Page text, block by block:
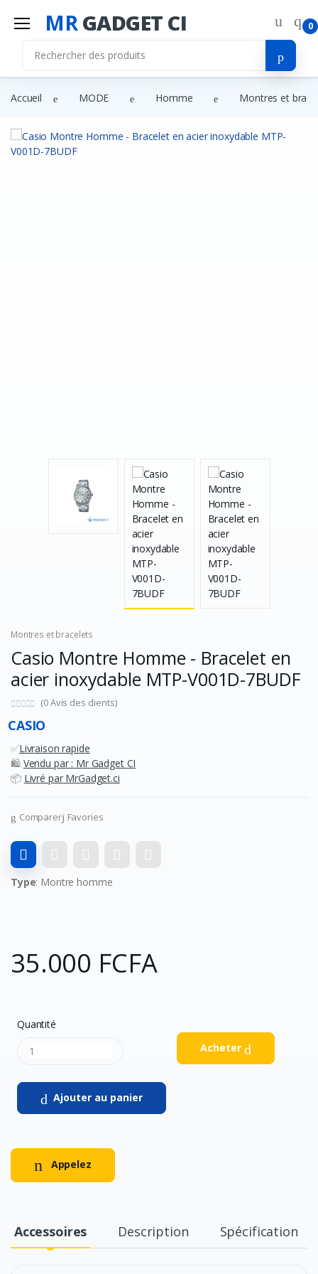
MRGADGET CI 0
Accueil MODE Homme Montres et
Montres et bracelets
Casio Montre Homme - Bracelet en
acier inoxydable MTP-V001D-7BUDF
(0 Avis des clients)
CASIO
✅Livraison rapide
🛍️ Vendu par : Mr Gadget CI
📦 Livré par MrGadget.ci
Comparer Favories
Type: Montre homme
35.000 FCFA
Quantité
Ajouter au panier
Acheter
Appelez
Accessoires Description Spécification